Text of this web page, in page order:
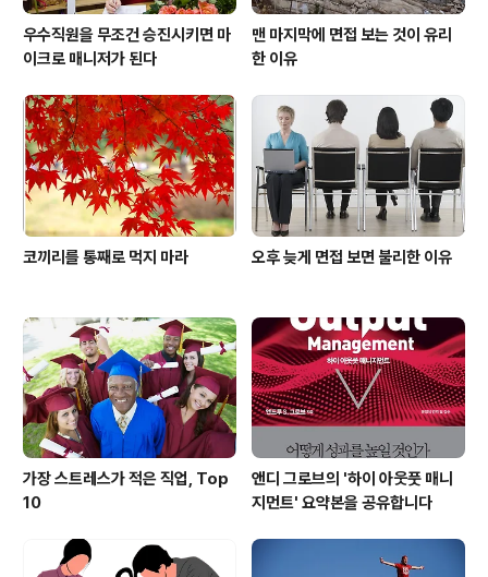
우수직원을 무조건 승진시키면 마
이크로 매니저가 된다
맨 마지막에 면접 보는 것이 유리
한 이유
코끼리를 통째로 먹지 마라 오후 늦게 면접 보면 불리한 이유
가장 스트레스가 적은 직업, Top
10
앤디 그로브의 '하이 아웃풋 매니
지먼트' 요약본을 공유합니다